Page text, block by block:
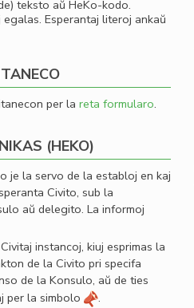
teksto aŭ HeKo-kodo.
Esperantaj literoj ankaŭ
per la reta formularo.
(HEKO)
je la servo de la establoj en kaj
Civito, sub la
aŭ delegito. La informoj
instancoj, kiuj esprimas la
de la Civito pri specifa
de la Konsulo, aŭ de ties
per la simbolo
.